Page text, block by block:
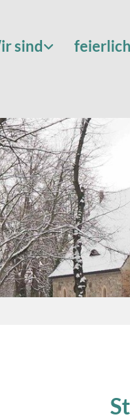
sind feierlich